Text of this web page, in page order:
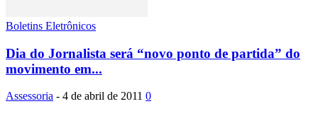
Boletins Eletrônicos
Dia do Jornalista será “novo ponto de partida” do
movimento em...
Assessoria - 4 de abril de 2011 0